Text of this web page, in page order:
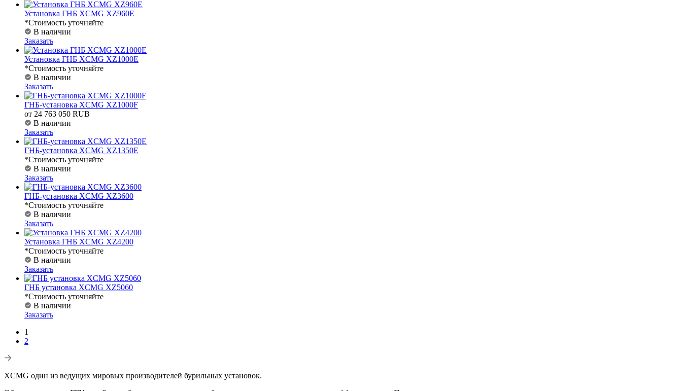
Установка ГНБ XCMG XZ960E
*Стоимость уточняйте
В наличии
Заказать
Установка ГНБ XCMG XZ1000E
*Стоимость уточняйте
В наличии
Заказать
ГНБ-установка XCMG XZ1000F
от 24 763 050 RUB
В наличии
Заказать
ГНБ-установка XCMG XZ1350E
*Стоимость уточняйте
В наличии
Заказать
ГНБ-установка XCMG XZ3600
*Стоимость уточняйте
В наличии
Заказать
Установка ГНБ XCMG XZ4200
*Стоимость уточняйте
В наличии
Заказать
ГНБ установка XCMG XZ5060
*Стоимость уточняйте
В наличии
Заказать
1
2
XCMG один из ведущих мировых производителей бурильных установок.